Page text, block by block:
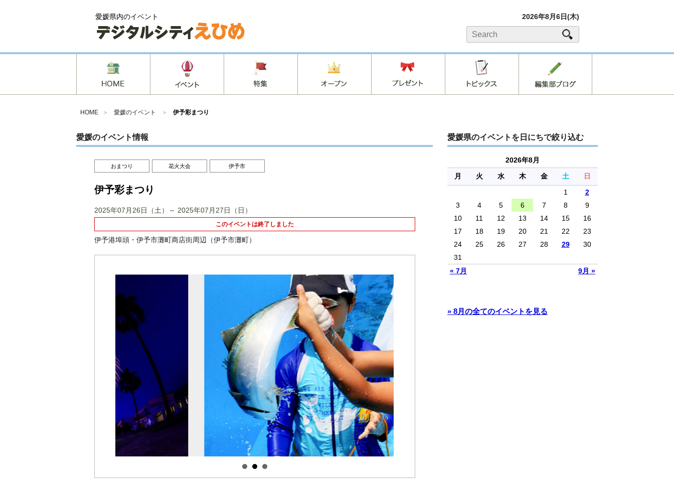
愛媛県内のイベント 2026年8月6日(木)
HOME ＞ 愛媛のイベント ＞ 伊予彩まつり
愛媛のイベント情報
おまつり 花火大会 伊予市
伊予彩まつり
2025年07月26日（土）～ 2025年07月27日（日）
このイベントは終了しました
伊予港埠頭・伊予市灘町商店街周辺（伊予市灘町）
愛媛県のイベントを日にちで絞り込む
2026年8月
月
火 水 木 金 土 日
« 7月 9月 »
1
2
3
4 5 6 7 8
9
10
11 12 13 14 15
16
17
18 19 20 21 22
23
24
25 26 27 28 29
30
31
» 8月の全てのイベントを見る